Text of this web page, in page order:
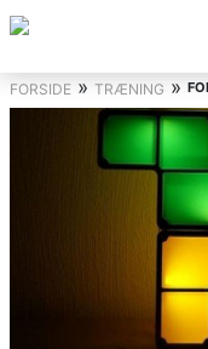
FORSIDE » TRÆNING »